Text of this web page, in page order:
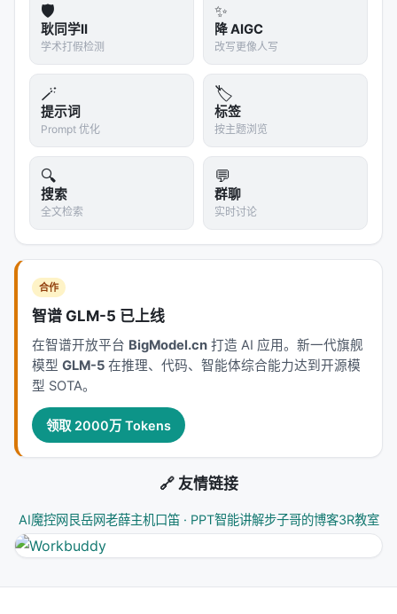
对比基线
：BM25、稠密检索、交叉编码器重排、
无检索 LLM、商业搜索 API；
：验证各模块（检索步数、重排深度、训练数
据规模）对最终质量的贡献。
具体数值结果需以原文表格为准；本报告基于摘要与
公开元数据归纳实验设计逻辑，建议在引用定量结论
时核对 PDF 原文。
主要结论与洞察
对 Search / Rec / Personalization 领域的启示： 1.
式正将“检索次数与策略”本身作为可学习对象； 2.
据：高质量指令数据与点击/会话日志同样关键，合成
数据需防知识泄漏与分布偏移； 3.
在线满意度差距拉大，LLM-as-judge 需与人工评估交
叉验证； 4. 产品：延迟、成本、可解释性与安全策略
是工业落地的硬约束，不可仅优化学术基准。
局限性与未来工作
真实用户分布不一致、英文中心数据导致跨语言泛化
未知、以及代理系统在开放网络上的安全风险。未来
可探索更高效的 test-time compute 分配、与知识图
谱/结构化数据库更深融合、以及面向推荐系统的因果
🛡️
耿同学II
学术打假检测
✨
降 AIGC
改写更像人写
🪄
提示词
Prompt 优化
🏷️
标签
按主题浏览
🔍
搜索
全文检索
💬
群聊
实时讨论
合作
智谱 GLM-5 已上线
在智谱开放平台 BigModel.cn 打造 AI 应用。新一代旗舰
模型 GLM-5 在推理、代码、智能体综合能力达到开源模
型 SOTA。
领取 2000万 Tokens
🔗 友情链接
AI魔控网 艮岳网老薛主机口笛 · PPT智能讲解步子哥的博客3R教室